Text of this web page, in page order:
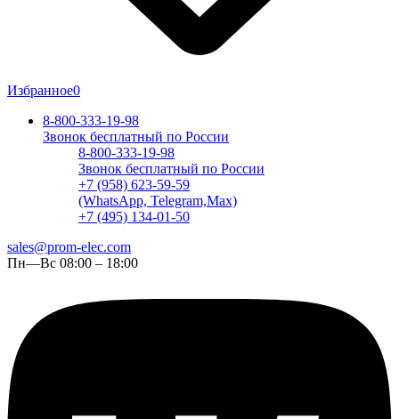
Избранное0
8-800-333-19-98
Звонок бесплатный по России
8-800-333-19-98
Звонок бесплатный по России
+7 (958) 623-59-59
(WhatsApp, Telegram,Max)
+7 (495) 134-01-50
sales@prom-elec.com
Пн—Вс 08:00 – 18:00